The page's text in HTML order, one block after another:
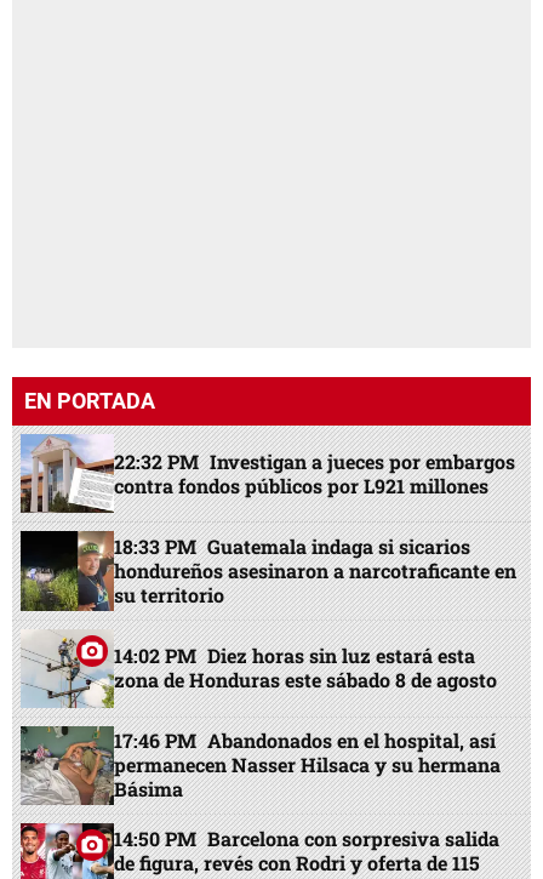
EN PORTADA
22:32 PM Investigan a jueces por embargos
contra fondos públicos por L921 millones
18:33 PM Guatemala indaga si sicarios
hondureños asesinaron a narcotraficante en
su territorio
14:02 PM Diez horas sin luz estará esta
zona de Honduras este sábado 8 de agosto
17:46 PM Abandonados en el hospital, así
permanecen Nasser Hilsaca y su hermana
Básima
14:50 PM Barcelona con sorpresiva salida
de figura, revés con Rodri y oferta de 115